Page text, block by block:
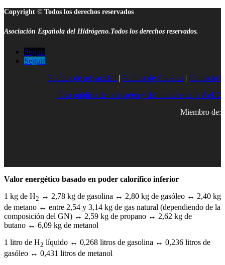
Copyright © Todos los derechos reservados
Asociación Española del Hidrógeno.Todos los derechos reservados.
Seguir
Seguir
Política de privacidad | Política de Cookies | Contacto |
Uso público de la imagen y del nombre de la AeH2
Miembro de:
Valor energético basado en poder calorífico inferior
1 kg de H2 ↔ 2,78 kg de gasolina ↔ 2,80 kg de gasóleo ↔ 2,40 kg
de metano ↔ entre 2,54 y 3,14 kg de gas natural (dependiendo de la
composición del GN) ↔ 2,59 kg de propano ↔ 2,62 kg de
butano ↔ 6,09 kg de metanol
1 litro de H2 líquido ↔ 0,268 litros de gasolina ↔ 0,236 litros de
gasóleo ↔ 0,431 litros de metanol